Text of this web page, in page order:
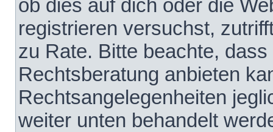
ob dies auf dich oder die
registrieren versuchst,
zu Rate. Bitte beachte,
Rechtsberatung anbieten
Rechtsangelegenheiten
weiter unten behandelt